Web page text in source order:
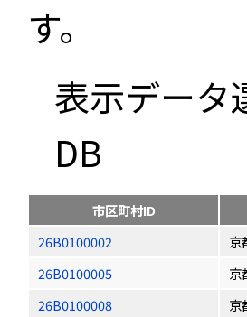
す。
表示データ
DB
市区町村ID
26B0100002
京
26B0100005
京
26B0100008
京